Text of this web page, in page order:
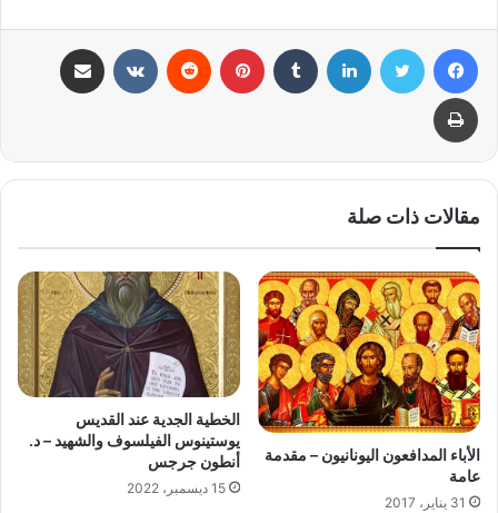
فيسبوك تويتر لينكدإن بينتيريست
طباعة
مقالات ذات صلة
الأباء المدافعون اليونانيون – مقدمة
عامة
31 يناير، 2017
الخطية الجدية عند القديس
يوستينوس الفيلسوف والشهيد – د.
أنطون جرجس
15 ديسمبر، 2022